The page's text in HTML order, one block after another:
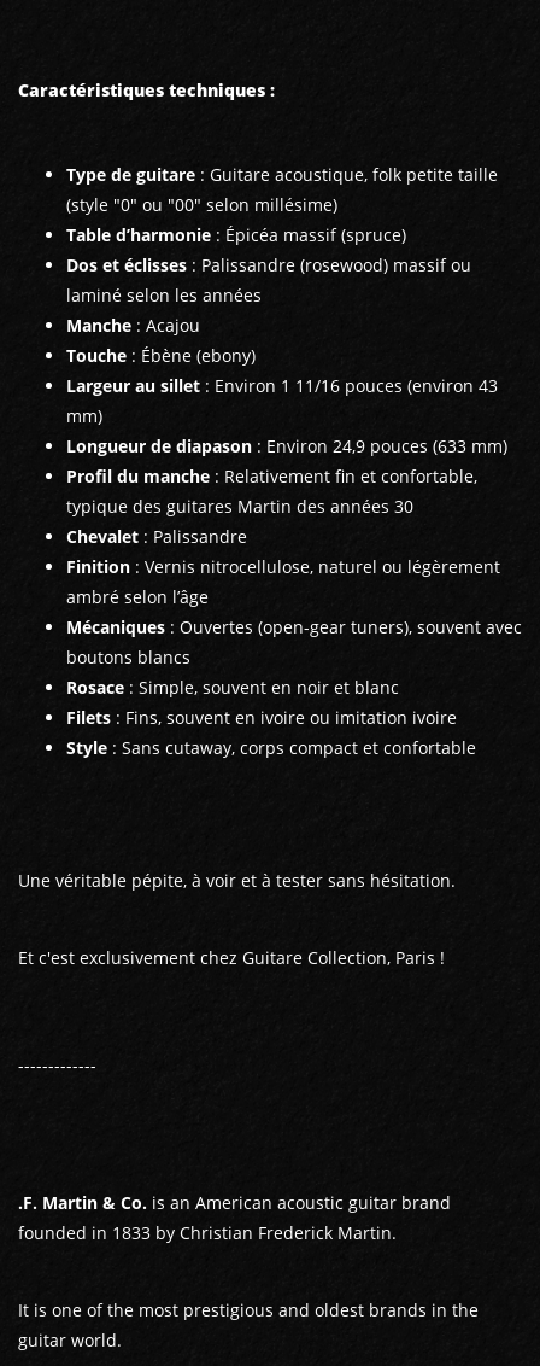
Caractéristiques techniques :
Type de guitare : Guitare acoustique, folk petite taille
(style "0" ou "00" selon millésime)
Table d’harmonie : Épicéa massif (spruce)
Dos et éclisses : Palissandre (rosewood) massif ou
laminé selon les années
Manche : Acajou
Touche : Ébène (ebony)
Largeur au sillet : Environ 1 11/16 pouces (environ 43
mm)
Longueur de diapason : Environ 24,9 pouces (633 mm)
Profil du manche : Relativement fin et confortable,
typique des guitares Martin des années 30
Chevalet : Palissandre
Finition : Vernis nitrocellulose, naturel ou légèrement
ambré selon l’âge
Mécaniques : Ouvertes (open-gear tuners), souvent avec
boutons blancs
Rosace : Simple, souvent en noir et blanc
Filets : Fins, souvent en ivoire ou imitation ivoire
Style : Sans cutaway, corps compact et confortable
Une véritable pépite, à voir et à tester sans hésitation.
Et c'est exclusivement chez Guitare Collection, Paris !
-------------
.F. Martin & Co. is an American acoustic guitar brand
founded in 1833 by Christian Frederick Martin.
It is one of the most prestigious and oldest brands in the
guitar world.